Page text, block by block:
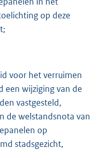
op deze
voor het verruimen
een wijziging van de
vastgesteld,
de welstandsnota van
op
stadsgezicht,